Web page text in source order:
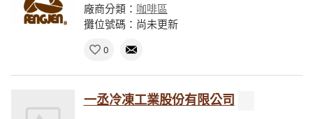
廠商分類： 咖啡區
攤位號碼：尚未更新
0
一丞冷凍工業股份有限公司